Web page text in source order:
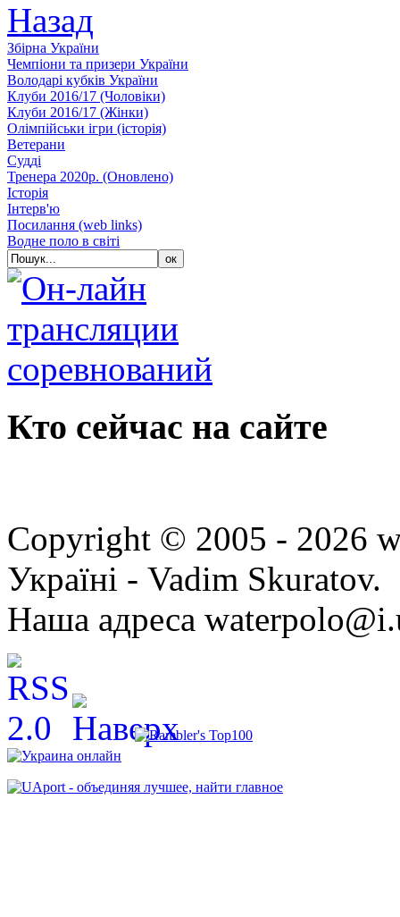
Назад
Збiрна України
Чемпіони та призери України
Володарі кубків України
Клуби 2016/17 (Чоловiки)
Клуби 2016/17 (Жiнки)
Олімпійськи ігри (історія)
Ветерани
Судді
Тренера 2020р. (Оновлено)
Історія
Iнтерв'ю
Посилання (web links)
Водне поло в світі
Кто сейчас на сайте
Copyright © 2005 - 2026
Україні - Vadim Skuratov.
Наша адреса